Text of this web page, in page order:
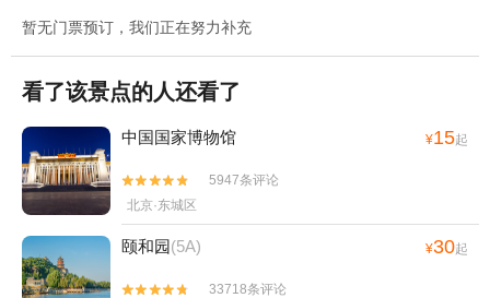
暂无门票预订，我们正在努力补充
看了该景点的人还看了
中国国家博物馆 ¥15起


5947条评论
北京·东城区
颐和园(5A) ¥30起


33718条评论